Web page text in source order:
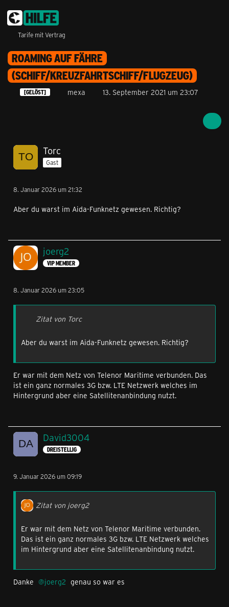
Tarife mit Vertrag
ROAMING AUF FÄHRE
(SCHIFF/KREUZFAHRTSCHIFF/FLUGZEUG)
[GELÖST] mexa 13. September 2021 um 23:07
Torc
Gast
8. Januar 2026 um 21:32
Aber du warst im Aida-Funknetz gewesen. Richtig?
joerg2
VIP MEMBER
8. Januar 2026 um 23:05
Zitat von Torc
Aber du warst im Aida-Funknetz gewesen. Richtig?
Er war mit dem Netz von Telenor Maritime verbunden. Das
ist ein ganz normales 3G bzw. LTE Netzwerk welches im
Hintergrund aber eine Satellitenanbindung nutzt.
David3004
DREISTELLIG
9. Januar 2026 um 09:19
Zitat von joerg2
Er war mit dem Netz von Telenor Maritime verbunden.
Das ist ein ganz normales 3G bzw. LTE Netzwerk welches
im Hintergrund aber eine Satellitenanbindung nutzt.
Danke joerg2 genau so war es